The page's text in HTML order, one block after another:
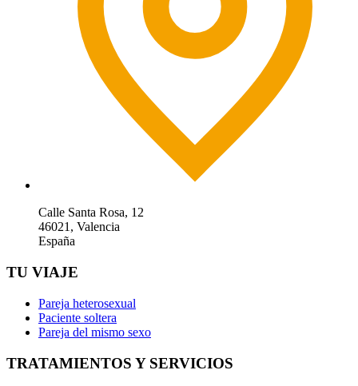
Calle Santa Rosa, 12
46021, Valencia
España
TU VIAJE
Pareja heterosexual
Paciente soltera
Pareja del mismo sexo
TRATAMIENTOS Y SERVICIOS